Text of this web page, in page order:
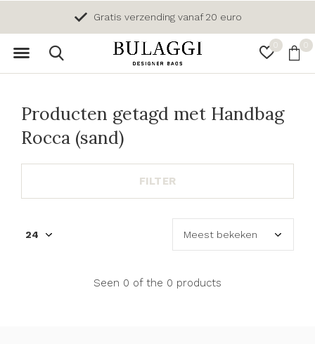
0 0
Gratis verzending vanaf 20 euro
Producten getagd met Handbag
Rocca (sand)
FILTER
Seen 0 of the 0 products